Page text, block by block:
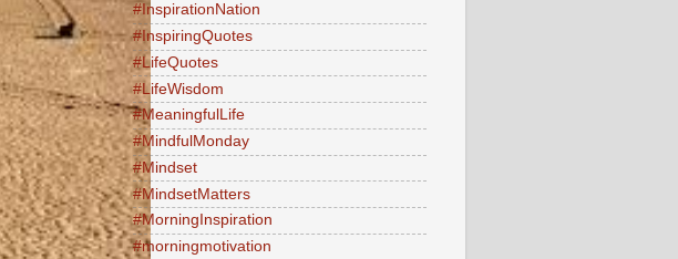
#InspirationNation
#InspiringQuotes
#LifeQuotes
#LifeWisdom
#MeaningfulLife
#MindfulMonday
#Mindset
#MindsetMatters
#MorningInspiration
#morningmotivation